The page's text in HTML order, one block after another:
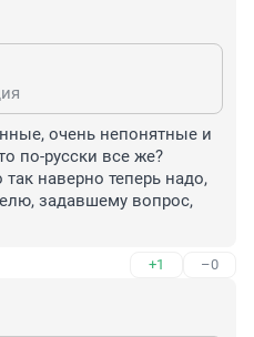
очень непонятные и
по-русски все же?
наверно теперь надо,
задавшему вопрос,
+1 –0